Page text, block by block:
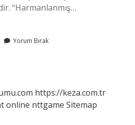
“Harmanlanmış…
Yorum Bırak
https://keza.com.tr
online nttgame Sitemap